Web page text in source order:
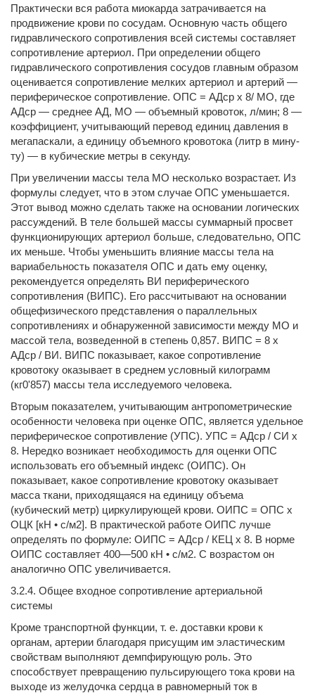
Практически вся работа миокарда затрачивается на
продвижение крови по сосудам. Основную часть общего
гидравлического сопротивления всей системы составляет
сопротивление артериол. При определении общего
гидравлического сопротивления сосудов главным об­разом
оценивается сопротивление мелких артериол и арте­рий —
периферическое сопротивление. ОПС = АДср x 8/ МО, где
АДср — среднее АД, МО — объемный кровоток, л/мин; 8 —
коэффициент, учитывающий перевод единиц давления в
мегапаскали, а единицу объемного кровотока (литр в мину­
ту) — в кубические метры в секунду.
При увеличении массы тела МО несколько возрастает. Из
формулы следует, что в этом случае ОПС уменьшается.
Этот вывод можно сделать также на основании логических
рас­суждений. В теле большей массы суммарный просвет
функцио­нирующих артериол больше, следовательно, ОПС
их меньше. Чтобы уменьшить влияние массы тела на
вариабельность по­казателя ОПС и дать ему оценку,
рекомендуется определять ВИ периферического
сопротивления (ВИПС). Его рассчитыва­ют на основании
общефизического представления о параллель­ных
сопротивлениях и обнаруженной зависимости между МО и
массой тела, возведенной в степень 0,857. ВИПС = 8 х
АДср / ВИ. ВИПС показывает, какое сопротивление
кровотоку оказыва­ет в среднем условный килограмм
(кг0'857) массы тела исследуе­мого человека.
Вторым показателем, учитывающим антропометрические
особенности человека при оценке ОПС, является удельное
пе­риферическое сопротивление (УПС). УПС = АДср / СИ х
8. Нередко возникает необходимость для оценки ОПС
исполь­зовать его объемный индекс (ОИПС). Он
показывает, какое сопротивление кровотоку оказывает
масса ткани, приходящая­ся на единицу объема
(кубический метр) циркулирующей крови. ОИПС = ОПС х
ОЦК [кН • с/м2]. В практической работе ОИПС лучше
определять по формуле: ОИПС = АДср / КЕЦ х 8. В норме
ОИПС составляет 400—500 кН • с/м2. С возрастом он
аналогично ОПС увеличивается.
3.2.4. Общее входное сопротивление артериальной
системы
Кро­ме транспортной функции, т. е. доставки крови к
органам, артерии благодаря присущим им эластическим
свойствам выполняют демпфирующую роль. Это
способствует превра­щению пульсирующего тока крови на
выходе из желудочка сердца в равномерный ток в